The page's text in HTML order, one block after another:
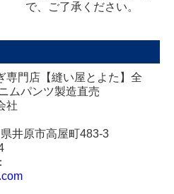
で、ご了承ください。
専門店【縫い屋とよた】全
ムパンツ製造直売
社
井原市高屋町483-3